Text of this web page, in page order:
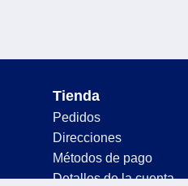
Tienda
Pedidos
Direcciones
Métodos de pago
Detalles de la cuenta